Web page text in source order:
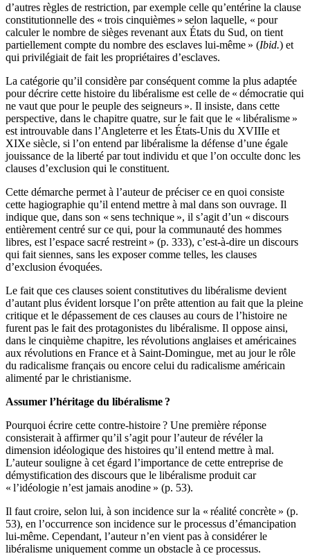
d’autres règles de restriction, par exemple celle qu’entérine la clause
constitutionnelle des « trois cinquièmes » selon laquelle, « pour
calculer le nombre de sièges revenant aux États du Sud, on tient
partiellement compte du nombre des esclaves lui-même » (Ibid.) et
qui privilégiait de fait les propriétaires d’esclaves.
La catégorie qu’il considère par conséquent comme la plus adaptée
pour décrire cette histoire du libéralisme est celle de « démocratie qui
ne vaut que pour le peuple des seigneurs ». Il insiste, dans cette
perspective, dans le chapitre quatre, sur le fait que le « libéralisme »
est introuvable dans l’Angleterre et les États-Unis du XVIIIe et
XIXe siècle, si l’on entend par libéralisme la défense d’une égale
jouissance de la liberté par tout individu et que l’on occulte donc les
clauses d’exclusion qui le constituent.
Cette démarche permet à l’auteur de préciser ce en quoi consiste
cette hagiographie qu’il entend mettre à mal dans son ouvrage. Il
indique que, dans son « sens technique », il s’agit d’un « discours
entièrement centré sur ce qui, pour la communauté des hommes
libres, est l’espace sacré restreint » (p. 333), c’est-à-dire un discours
qui fait siennes, sans les exposer comme telles, les clauses
d’exclusion évoquées.
Le fait que ces clauses soient constitutives du libéralisme devient
d’autant plus évident lorsque l’on prête attention au fait que la pleine
critique et le dépassement de ces clauses au cours de l’histoire ne
furent pas le fait des protagonistes du libéralisme. Il oppose ainsi,
dans le cinquième chapitre, les révolutions anglaises et américaines
aux révolutions en France et à Saint-Domingue, met au jour le rôle
du radicalisme français ou encore celui du radicalisme américain
alimenté par le christianisme.
Assumer l’héritage du libéralisme ?
Pourquoi écrire cette contre-histoire ? Une première réponse
consisterait à affirmer qu’il s’agit pour l’auteur de révéler la
dimension idéologique des histoires qu’il entend mettre à mal.
L’auteur souligne à cet égard l’importance de cette entreprise de
démystification des discours que le libéralisme produit car
« l’idéologie n’est jamais anodine » (p. 53).
Il faut croire, selon lui, à son incidence sur la « réalité concrète » (p.
53), en l’occurrence son incidence sur le processus d’émancipation
lui-même. Cependant, l’auteur n’en vient pas à considérer le
libéralisme uniquement comme un obstacle à ce processus.